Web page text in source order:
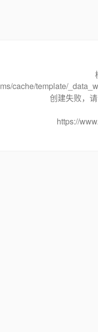
cache/template/
创建失败，
https://